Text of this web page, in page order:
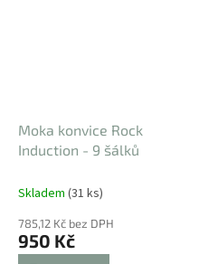
Moka konvice Rock
Induction - 9 šálků
Skladem (31 ks)
785,12 Kč bez DPH
950 Kč